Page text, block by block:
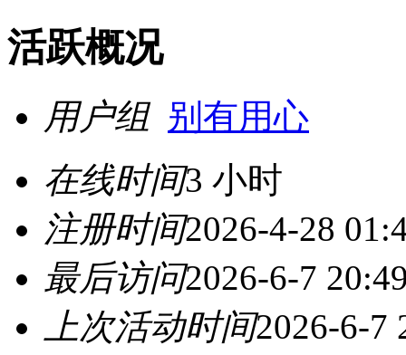
活跃概况
用户组 别有用心
在线时间3 小时
注册时间2026-4-28
最后访问2026-6-7
上次活动时间2026-6-7